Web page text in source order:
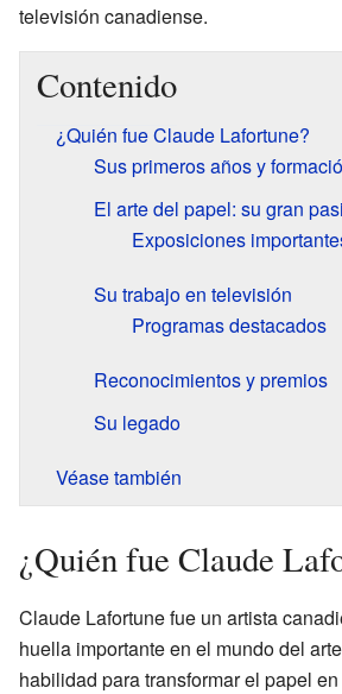
televisión canadiense.
Contenido
¿Quién fue Claude Lafortune?
Sus primeros años y
El arte del papel: su gran
Exposiciones
Su trabajo en televisión
Programas destacados
Reconocimientos y premios
Su legado
Véase también
¿Quién fue Claude
Claude Lafortune fue un artista
huella importante en el mundo del
habilidad para transformar el papel